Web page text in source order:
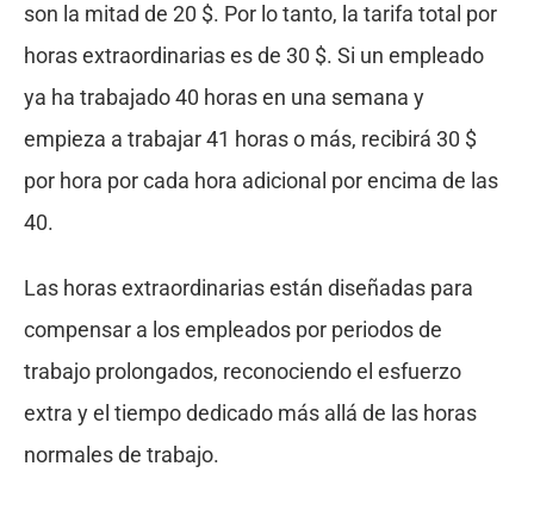
son la mitad de 20 $. Por lo tanto, la tarifa total por
horas extraordinarias es de 30 $. Si un empleado
ya ha trabajado 40 horas en una semana y
empieza a trabajar 41 horas o más, recibirá 30 $
por hora por cada hora adicional por encima de las
40.
Las horas extraordinarias están diseñadas para
compensar a los empleados por periodos de
trabajo prolongados, reconociendo el esfuerzo
extra y el tiempo dedicado más allá de las horas
normales de trabajo.